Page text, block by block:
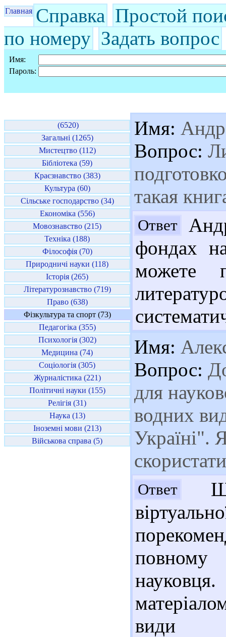
Главная Справка Простой
по номеру Задать вопрос
Имя:
Пароль:
(6520)
Загальні (1265)
Мистецтво (112)
Бібліотека (59)
Краєзнавство (383)
Культура (60)
Сільське господарство (34)
Економіка (556)
Мовознавство (215)
Техніка (188)
Філософія (70)
Природничі науки (118)
Історія (265)
Літературознавство (719)
Право (638)
Фізкультура та спорт (73)
Педагогіка (355)
Психологія (302)
Медицина (74)
Соціологія (305)
Журналістика (221)
Політичні науки (155)
Релігія (31)
Наука (13)
Іноземні мови (213)
Військова справа (5)
Имя:
Вопрос:
такая
Ответ
фондах
можете
Имя:
Вопрос:
для
водних
Україні".
Ответ
повному
види